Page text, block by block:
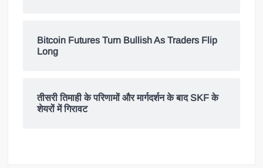
Bitcoin Futures Turn Bullish As Traders Flip
Long
तीसरी तिमाही के परिणामों और मार्गदर्शन के बाद SKF के
शेयरों में गिरावट